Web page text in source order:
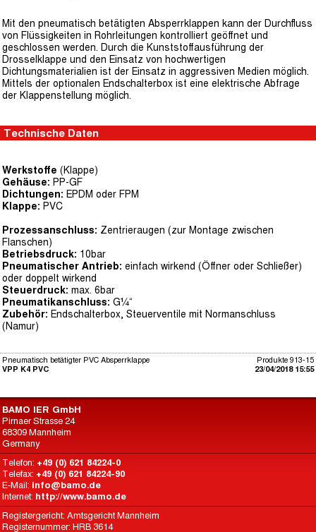
Mit den pneumatisch betätigten Absperrklappen kann der Durchfluss
von Flüssigkeiten in Rohrleitungen kontrolliert geöffnet und
geschlossen werden. Durch die Kunststoffausführung der
Drosselklappe und den Einsatz von hochwertigen
Dichtungsmaterialien ist der Einsatz in aggressiven Medien möglich.
Mittels der optionalen Endschalterbox ist eine elektrische Abfrage
der Klappenstellung möglich.
Technische Daten
Werkstoffe (Klappe)
Gehäuse: PP-GF
Dichtungen: EPDM oder FPM
Klappe: PVC
Prozessanschluss: Zentrieraugen (zur Montage zwischen
Flanschen)
Betriebsdruck: 10bar
Pneumatischer Antrieb: einfach wirkend (Öffner oder Schließer)
oder doppelt wirkend
Steuerdruck: max. 6bar
Pneumatikanschluss: G¼“
Zubehör: Endschalterbox, Steuerventile mit Normanschluss
(Namur)
Produkte 913-15
23/04/2018 15:55
Pneumatisch betätigter PVC Absperrklappe
VPP K4 PVC
BAMO IER GmbH
Pirnaer Strasse 24
68309 Mannheim
Germany
Telefon: +49 (0) 621 84224-0
Telefax: +49 (0) 621 84224-90
E-Mail: info@bamo.de
Internet: http://www.bamo.de
Registergericht: Amtsgericht Mannheim
Registernummer: HRB 3614